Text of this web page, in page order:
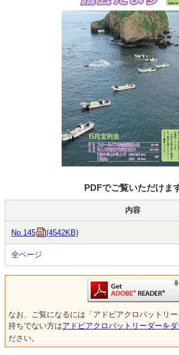
PDFでご覧いただけま
内容
No.145 (4542KB)
全ページ
なお、ご覧になるには「アドビアクロバットリ
持ちでない方はアドビアクロバットリーダーを
ださい。